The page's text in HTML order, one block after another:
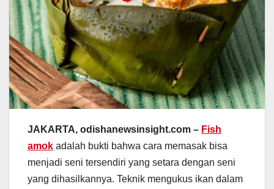
JAKARTA, odishanewsinsight.com – Fish
amok adalah bukti bahwa cara memasak bisa
menjadi seni tersendiri yang setara dengan seni
yang dihasilkannya. Teknik mengukus ikan dalam